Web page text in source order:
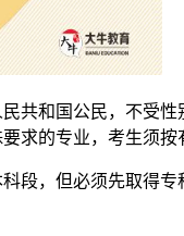
共和国公民，不受
求的专业，考生须按
段，但必须先取得专